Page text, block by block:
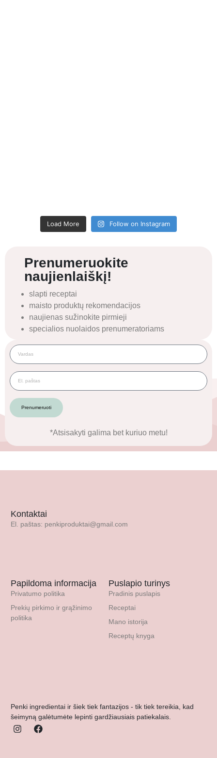
Load More Follow on Instagram
Prenumeruokite
naujienlaiškį!
slapti receptai
maisto produktų rekomendacijos
naujienas sužinokite pirmieji
specialios nuolaidos prenumeratoriams
Prenumeruoti
*Atsisakyti galima bet kuriuo metu!
Penki ingredientai ir šiek tiek fantazijos - tik tiek tereikia, kad
šeimyną galėtumėte lepinti gardžiausiais patiekalais.
Puslapio turinys
Pradinis puslapis
Receptai
Mano istorija
Receptų knyga
Papildoma informacija
Privatumo politika
Prekių pirkimo ir grąžinimo
politika
Kontaktai
El. paštas: penkiproduktai@gmail.com